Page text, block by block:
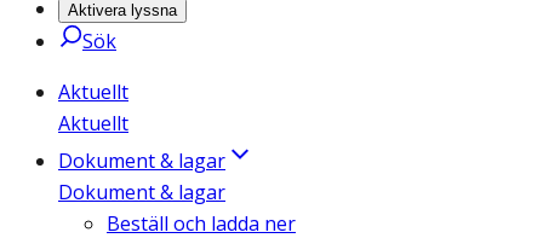
Aktivera lyssna
Sök
Aktuellt
Aktuellt
Dokument & lagar
Dokument & lagar
Beställ och ladda ner